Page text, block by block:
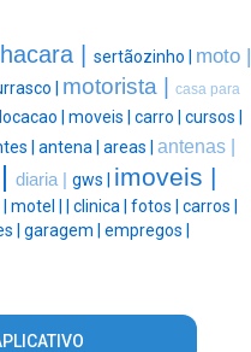
| sertãozinho | moto |
| motorista | casa para
locacao | moveis | carro | cursos |
| antena | areas | antenas |
diaria | gws | imoveis |
motel | | clinica | fotos | carros |
| garagem | empregos |